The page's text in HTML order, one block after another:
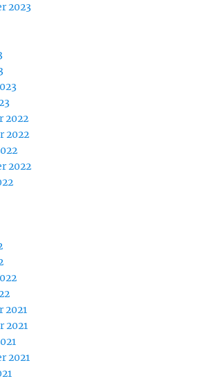
2023
2022
2022
2022
2021
2021
2021